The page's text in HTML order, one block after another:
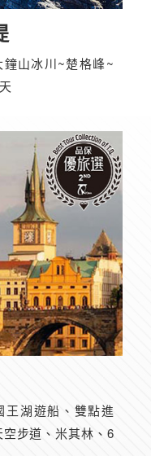
山冰川~楚格峰~
王湖遊船、雙點進
步道、米其林、6